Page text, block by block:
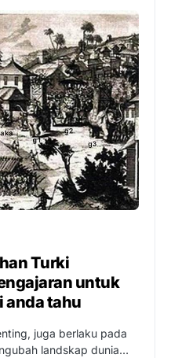
Turki
untuk
anda tahu
juga berlaku pada
landskap dunia…